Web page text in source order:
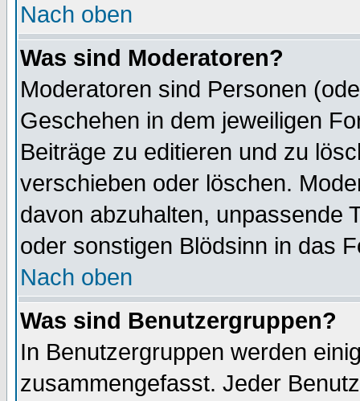
Nach oben
Was sind Moderatoren?
Moderatoren sind Personen
Geschehen in dem jeweiligen
Beiträge zu editieren und zu
verschieben oder löschen.
davon abzuhalten, unpassende
oder sonstigen Blödsinn in das
Nach oben
Was sind Benutzergruppen?
In Benutzergruppen werden
zusammengefasst. Jeder